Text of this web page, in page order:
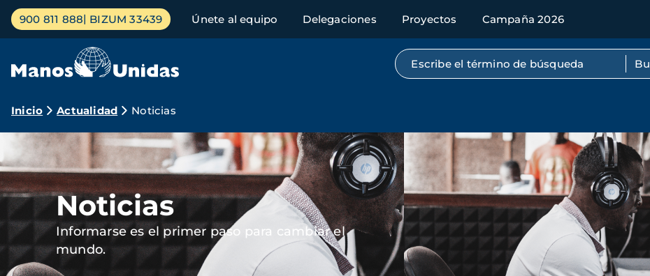
Pasar
contenido
Menú
principal
900 811 888 BIZUM 33439 Únete al equipo Delegaciones Proyectos Campaña 2026
Búsqueda por texto completo
Ruta
de
navegación
Inicio Actualidad Noticias
Imagen Imagen
Noticias
Informarse es el primer paso para cambiar el
mundo.